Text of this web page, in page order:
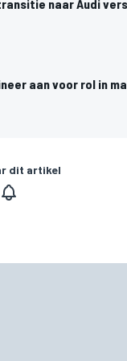
naar Audi
aan voor rol in
dit artikel